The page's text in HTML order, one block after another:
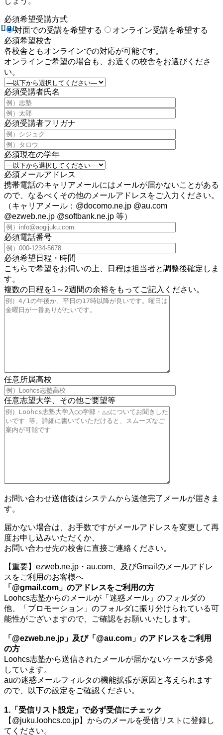
必須希望受講方式
対面での受講を希望する
オンライン受講を希望する
必須希望校舎
各校舎ともオンラインでの対応が可能です。
オンラインご希望の場合も、お近くの校舎をお選びくださ
い。
必須受講者氏名
必須受講者フリガナ
必須現在の学年
必須 メールアドレス
携帯電話のキャリアメールにはメールが届かないことがある
ので、なるべくその他のメールアドレスをご入力ください。
（キャリアメール：@docomo.ne.jp @au.com
@ezweb.ne.jp @softbank.ne.jp 等）
必須電話番号
必須希望日程・時間
こちらで希望をお伺いの上、日程は担当者と調整後確定しま
す。
複数の日程を1～2週間の余裕をもってご記入ください。
任意所属高校
任意志望大学、その他ご要望等
お問い合わせ送信後はシステムから送信完了メールが届きま
す。
届かない場合は、お手数ですがメールアドレスを変更して再
度お申し込みいただくか、
お問い合わせ先の校舎に直接ご連絡ください。
【重要】ezweb.ne.jp・au.com、及びGmailのメールアドレ
スをご利用のお客様へ
「@gmail.com」のアドレスをご利用の方
Loohcs志塾からのメールが「迷惑メール」のフォルダの
他、「プロモーション」のフォルダに振り分けられている可
能性がございますので、ご確認をお願いいたします。
「@ezweb.ne.jp」及び「@au.com」のアドレスをご利用
の方
Loohcs志塾から送信されたメールが届かないケースが多発
しています。
auの迷惑メールフィルタの機能拡張が原因と考えられます
ので、以下の設定をご確認ください。
1.「受信リスト設定」で必ず受信にチェック
【@juku.loohcs.co.jp】からのメールを受信リストに登録し
てください。